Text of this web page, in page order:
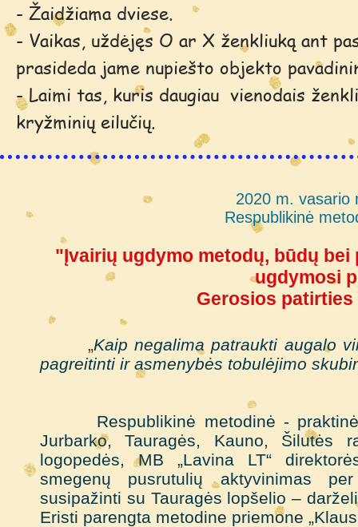
- Žaidžiama dviese.
- Vaikas, uždėjęs O ar X ženkliuką ant
prasideda jame nupiešto objekto
- Laimi tas, kuris daugiau vienodais
kryžminių eilučių.
2020 m. vasario
Respublikinė
"Įvairių ugdymo metodų, būdų
ugdymosi
Gerosios patirties
„Kaip negalima patraukti augalo
pagreitinti ir asmenybės tobulėjimo
Vitalija
Respublikinė metodinė - praktinė
Jurbarko, Tauragės, Kauno, Šilutės
logopedės, MB „Lavina LT“
smegenų pusrutulių aktyvinimas
susipažinti su Tauragės lopšelio –
Eristi parengta metodine priemone